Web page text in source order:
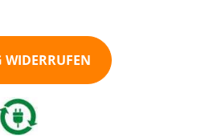
WIDERRUFEN